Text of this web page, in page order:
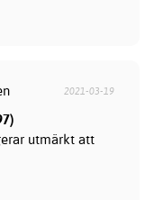
2021-03-19
utmärkt att